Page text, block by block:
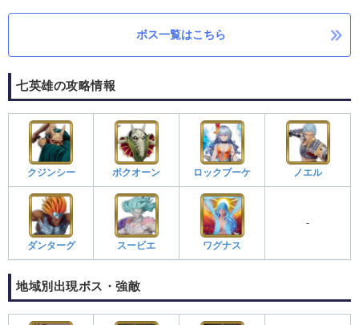
ボス一覧はこちら
七英雄の攻略情報
クジンシー ボクオーン ロックブーケ ノエル
ダンターグ スービエ ワグナス
-
地域別出現ボス・強敵